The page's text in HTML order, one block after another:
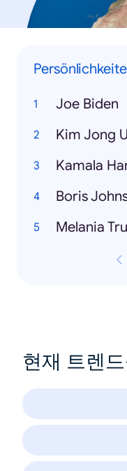
Joe Biden
Kim Jong
Kamala
Boris
Melania
현재 트렌